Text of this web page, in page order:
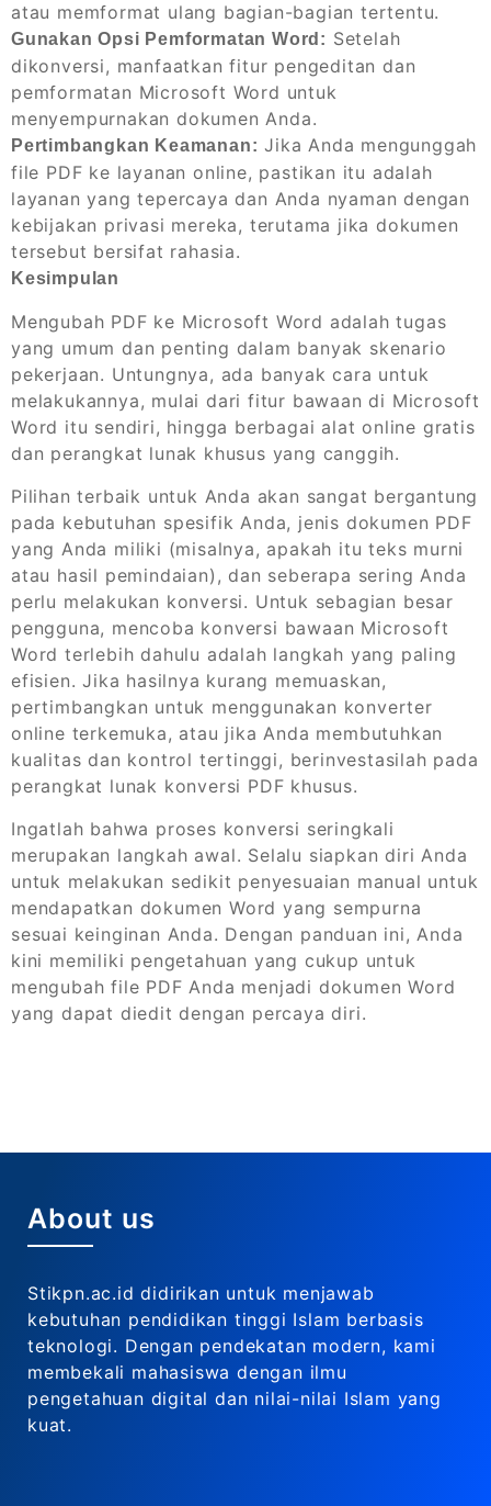
atau memformat ulang bagian-bagian tertentu.
Gunakan Opsi Pemformatan Word: Setelah
dikonversi, manfaatkan fitur pengeditan dan
pemformatan Microsoft Word untuk
menyempurnakan dokumen Anda.
Pertimbangkan Keamanan: Jika Anda mengunggah
file PDF ke layanan online, pastikan itu adalah
layanan yang tepercaya dan Anda nyaman dengan
kebijakan privasi mereka, terutama jika dokumen
tersebut bersifat rahasia.
Kesimpulan
Mengubah PDF ke Microsoft Word adalah tugas
yang umum dan penting dalam banyak skenario
pekerjaan. Untungnya, ada banyak cara untuk
melakukannya, mulai dari fitur bawaan di Microsoft
Word itu sendiri, hingga berbagai alat online gratis
dan perangkat lunak khusus yang canggih.
Pilihan terbaik untuk Anda akan sangat bergantung
pada kebutuhan spesifik Anda, jenis dokumen PDF
yang Anda miliki (misalnya, apakah itu teks murni
atau hasil pemindaian), dan seberapa sering Anda
perlu melakukan konversi. Untuk sebagian besar
pengguna, mencoba konversi bawaan Microsoft
Word terlebih dahulu adalah langkah yang paling
efisien. Jika hasilnya kurang memuaskan,
pertimbangkan untuk menggunakan konverter
online terkemuka, atau jika Anda membutuhkan
kualitas dan kontrol tertinggi, berinvestasilah pada
perangkat lunak konversi PDF khusus.
Ingatlah bahwa proses konversi seringkali
merupakan langkah awal. Selalu siapkan diri Anda
untuk melakukan sedikit penyesuaian manual untuk
mendapatkan dokumen Word yang sempurna
sesuai keinginan Anda. Dengan panduan ini, Anda
kini memiliki pengetahuan yang cukup untuk
mengubah file PDF Anda menjadi dokumen Word
yang dapat diedit dengan percaya diri.
About us
Stikpn.ac.id didirikan untuk menjawab
kebutuhan pendidikan tinggi Islam berbasis
teknologi. Dengan pendekatan modern, kami
membekali mahasiswa dengan ilmu
pengetahuan digital dan nilai-nilai Islam yang
kuat.